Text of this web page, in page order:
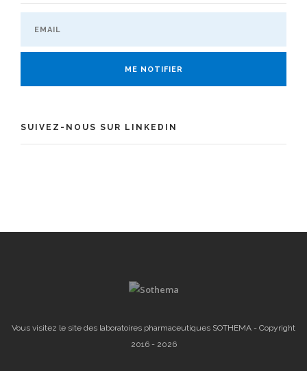
SUIVEZ-NOUS SUR LINKEDIN
Vous visitez le site des laboratoires pharmaceutiques SOTHEMA - Copyright
2016 - 2026